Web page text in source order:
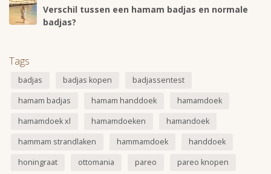
Verschil tussen een hamam badjas en normale
badjas?
Tags
badjas badjas kopen
badjassentest
hamam badjas
hamam handdoek
hamamdoek
hamamdoek xl
hamamdoeken
hamandoek
hammam strandlaken
hammamdoek
handdoek
honingraat
ottomania pareo
pareo knopen